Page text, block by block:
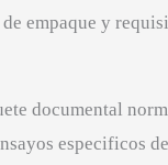
empaque y
documental
especificos